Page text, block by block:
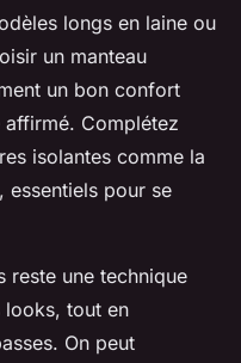
longs en laine ou
un manteau
un bon confort
affirmé. Complétez
isolantes comme la
essentiels pour se
reste une technique
looks, tout en
On peut